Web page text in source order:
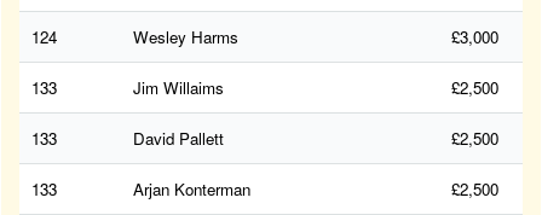
124 Wesley Harms £3,000
133 Jim Willaims £2,500
133 David Pallett £2,500
133 Arjan Konterman £2,500